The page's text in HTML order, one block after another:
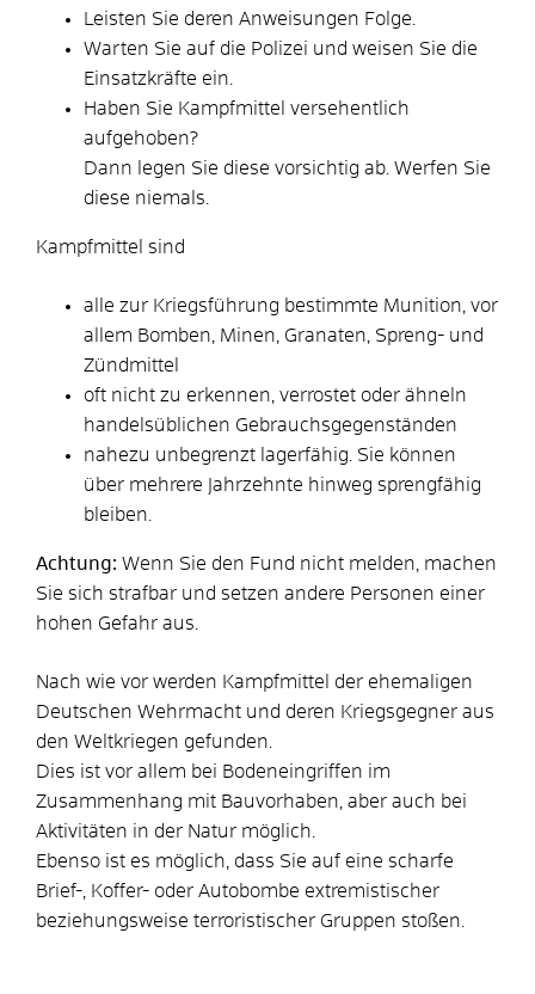
Leisten Sie deren Anweisungen Folge.
Warten Sie auf die Polizei und weisen Sie die
Einsatzkräfte ein.
Haben Sie Kampfmittel versehentlich
aufgehoben?
Dann legen Sie diese vorsichtig ab. Werfen Sie
diese niemals.
Kampfmittel sind
alle zur Kriegsführung bestimmte Munition, vor
allem Bomben, Minen, Granaten, Spreng- und
Zündmittel
oft nicht zu erkennen, verrostet oder ähneln
handelsüblichen Gebrauchsgegenständen
nahezu unbegrenzt lagerfähig. Sie können
über mehrere Jahrzehnte hinweg sprengfähig
bleiben.
Achtung: Wenn Sie den Fund nicht melden, machen
Sie sich strafbar und setzen andere Personen einer
hohen Gefahr aus.
Nach wie vor werden Kampfmittel der ehemaligen
Deutschen Wehrmacht und deren Kriegsgegner aus
den Weltkriegen gefunden.
Dies ist vor allem bei Bodeneingriffen im
Zusammenhang mit Bauvorhaben, aber auch bei
Aktivitäten in der Natur möglich.
Ebenso ist es möglich, dass Sie auf eine scharfe
Brief-, Koffer- oder Autobombe extremistischer
beziehungsweise terroristischer Gruppen stoßen.